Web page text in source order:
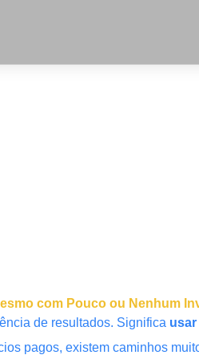
com Pouco ou Nenhum
de resultados. Significa
pagos, existem caminhos